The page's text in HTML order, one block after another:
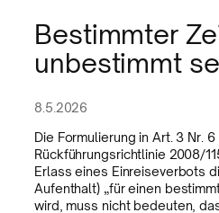
Bestimmter
unbestimmt
8.5.2026
Die Formulierung in Art. 3 Nr. 6
Rückführungsrichtlinie 2008/
Erlass eines Einreiseverbots
Aufenthalt) „für einen
wird, muss nicht bedeuten,